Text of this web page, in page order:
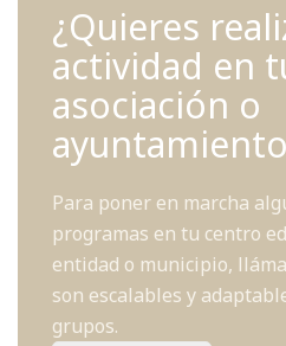
¿Quieres
actividad en
asociación o
Para poner en marcha
programas en tu centro
entidad o municipio,
son escalables y
grupos.